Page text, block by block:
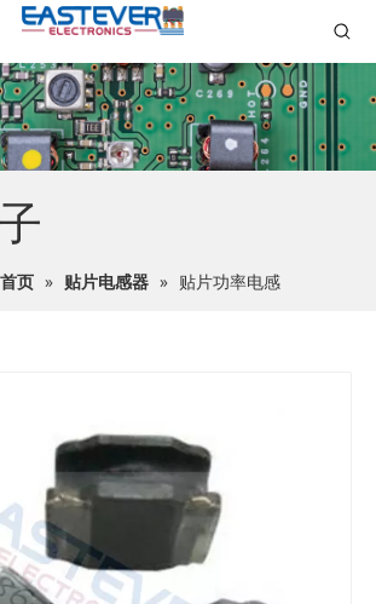
首页 » 贴片电感器 » 贴片功率电感